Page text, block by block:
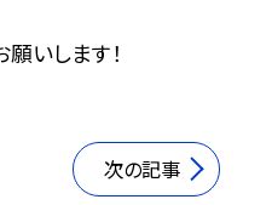
いします！
次の記事